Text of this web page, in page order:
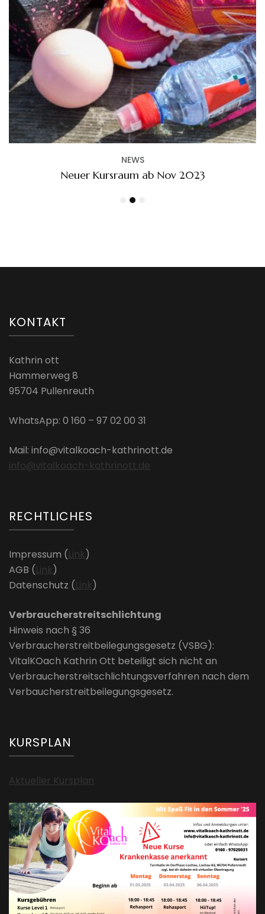
NEWS
Kursplan ab März 2025
KONTAKT
Kathrin ott
Hammerweg 8
95704 Pullenreuth
WhatsApp: 0 160 – 97 02 00 31
Mail: info@vitalkoach-kathrinott.de
info@vitalkoach-kathrinott.de
RECHTLICHES
Impressum (Link)
AGB (Link)
Datenschutz (Link)
Verbraucherstreitschlichtung
Hinweis nach § 36
Verbraucherstreitbeilegungsgesetz (VSBG):
VitalKOach Kathrin Ott beteiligt sich nicht an
Verbraucherstreitschlichtungsverfahren nach dem
Verbaucherstreitbeilegungsgesetz.
KURSPLAN
Aktueller Kursplan